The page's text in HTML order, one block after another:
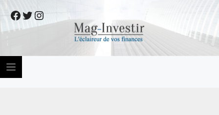
to
content
Facebook
Twitter
Instagram